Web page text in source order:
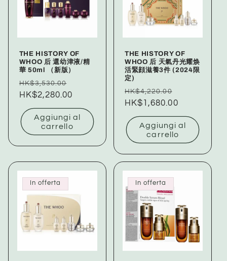
THE HISTORY OF
WHOO 后 還幼津液/精
華 50ml （新版）
Prezzo
di
listino
HK$3,530.00
scontato
HK$2,280.00
Aggiungi al
carrello
THE HISTORY OF
WHOO 后 天氣丹光耀焕
活緊顔滋養3件 (2024限
定)
Prezzo
di
listino
HK$4,220.00
scontato
HK$1,680.00
Aggiungi al
carrello
In offerta In offerta